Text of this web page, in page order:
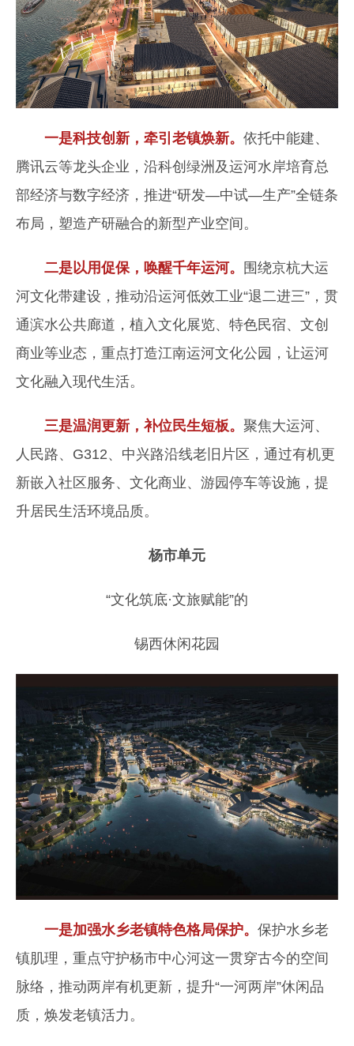
一是科技创新，牵引老镇焕新。 依托中能建、
腾讯云等龙头企业，沿科创绿洲及运河水岸培育总
部经济与数字经济，推进“研发—中试—生产”全链条
布局，塑造产研融合的新型产业空间。
二是以用促保，唤醒千年运河。 围绕京杭大运
河文化带建设，推动沿运河低效工业“退二进三”，贯
通滨水公共廊道，植入文化展览、特色民宿、文创
商业等业态，重点打造江南运河文化公园，让运河
文化融入现代生活。
三是温润更新，补位民生短板。 聚焦大运河、
人民路、G312、中兴路沿线老旧片区，通过有机更
新嵌入社区服务、文化商业、游园停车等设施，提
升居民生活环境品质。
杨市单元
“文化筑底·文旅赋能”的
锡西休闲花园
一是加强水乡老镇特色格局保护。 保护水乡老
镇肌理，重点守护杨市中心河这一贯穿古今的空间
脉络，推动两岸有机更新，提升“一河两岸”休闲品
质，焕发老镇活力。